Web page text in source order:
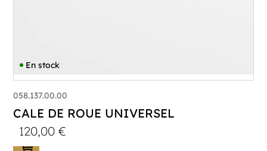
En stock
058.137.00.00
CALE DE ROUE UNIVERSEL
120,00€